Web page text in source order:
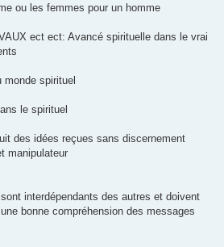
ou les femmes pour un homme
ect ect: Avancé spirituelle dans le vrai
monde spirituel
le spirituel
des idées reçues sans discernement
manipulateur
interdépendants des autres et doivent
bonne compréhension des messages